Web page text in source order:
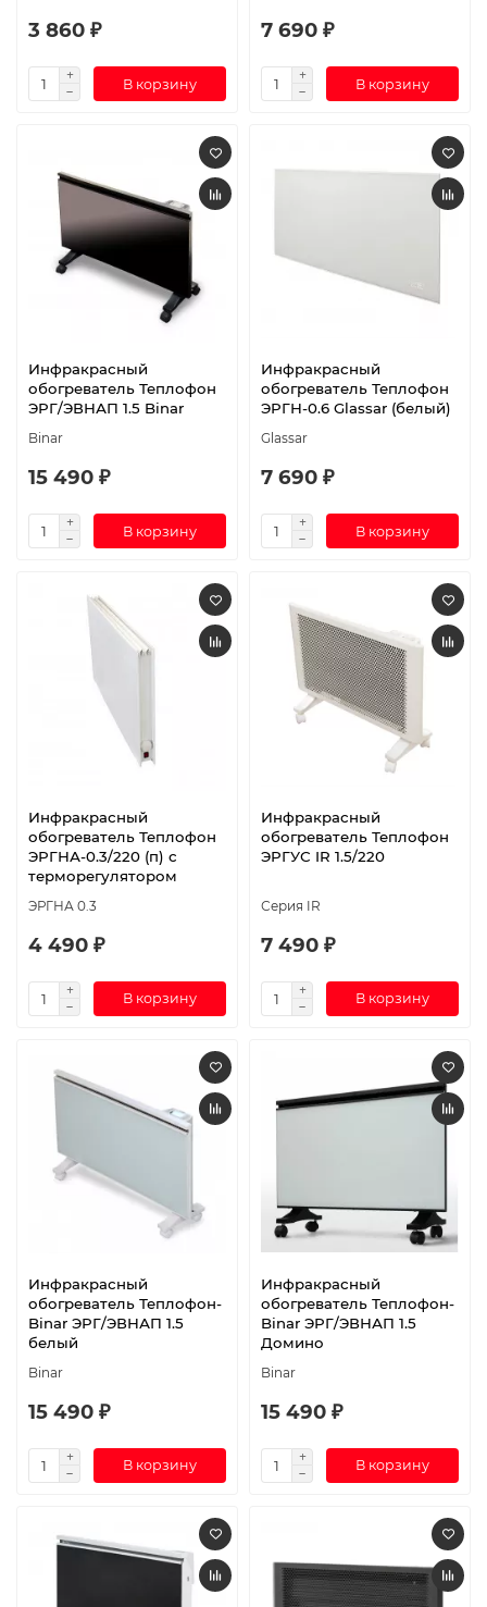
3 860 ₽
В корзину
7 690 ₽
В корзину
Инфракрасный
обогреватель Теплофон
ЭРГ/ЭВНАП 1.5 Binar
Binar
15 490 ₽
В корзину
Инфракрасный
обогреватель Теплофон
ЭРГН-0.6 Glassar (белый)
Glassar
7 690 ₽
В корзину
Инфракрасный
обогреватель Теплофон
ЭРГНА-0.3/220 (п) с
терморегулятором
ЭРГНА 0.3
4 490 ₽
В корзину
Инфракрасный
обогреватель Теплофон
ЭРГУС IR 1.5/220
Серия IR
7 490 ₽
В корзину
Инфракрасный
обогреватель Теплофон-
Binar ЭРГ/ЭВНАП 1.5
белый
Binar
15 490 ₽
В корзину
Инфракрасный
обогреватель Теплофон-
Binar ЭРГ/ЭВНАП 1.5
Домино
Binar
15 490 ₽
В корзину